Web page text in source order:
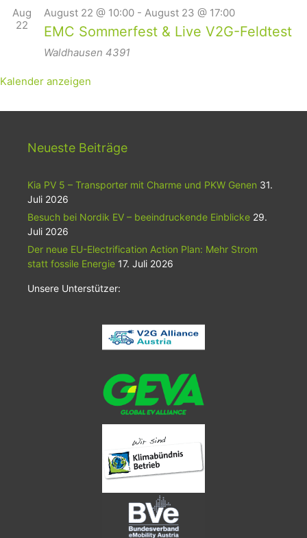
Aug
22
August 22 @ 10:00 - August 23 @ 17:00
EMC Sommerfest & Live V2G-Feldtest
Waldhausen 4391
Kalender anzeigen
Neueste Beiträge
Kia PV 5 – Transporter mit Charme und PKW Genen 31.
Juli 2026
Besuch bei Nordik EV – beeindruckende Einblicke 29.
Juli 2026
Der neue EU-Electrification Action Plan: Mehr Strom
statt fossile Energie 17. Juli 2026
Unsere Unterstützer: